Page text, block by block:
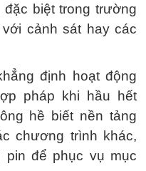
đặc biệt trong trường
cảnh sát hay các
định hoạt động
pháp khi hầu hết
hề biết nền tảng
chương trình khác,
pin để phục vụ mục